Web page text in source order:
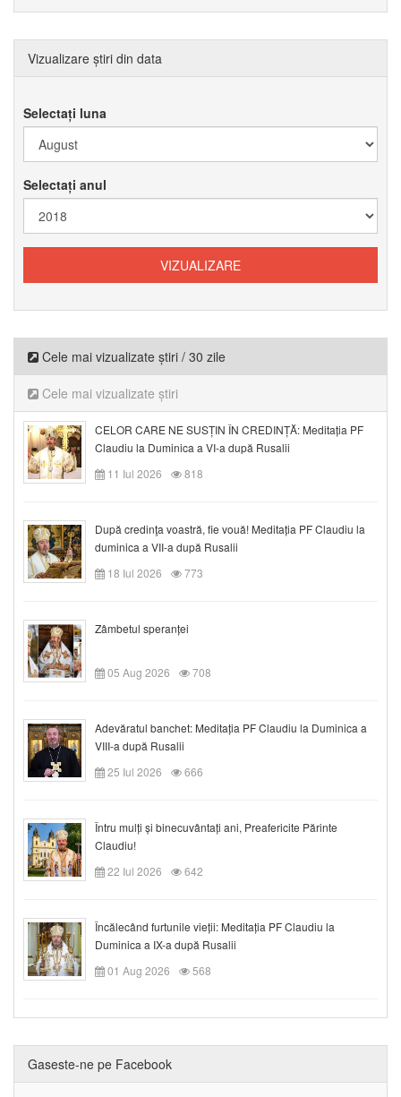
Vizualizare știri din data
Selectați luna
Selectați anul
Cele mai vizualizate știri / 30 zile
Cele mai vizualizate știri
CELOR CARE NE SUSȚIN ÎN CREDINȚĂ: Meditația PF
Claudiu la Duminica a VI-a după Rusalii
11 Iul 2026
818
După credinţa voastră, fie vouă! Meditația PF Claudiu la
duminica a VII-a după Rusalii
18 Iul 2026
773
Zâmbetul speranței
05 Aug 2026 708
Adevăratul banchet: Meditația PF Claudiu la Duminica a
VIII-a după Rusalii
25 Iul 2026
666
Întru mulți și binecuvântați ani, Preafericite Părinte
Claudiu!
22 Iul 2026
642
Încălecând furtunile vieții: Meditația PF Claudiu la
Duminica a IX-a după Rusalii
01 Aug 2026
568
Gaseste-ne pe Facebook